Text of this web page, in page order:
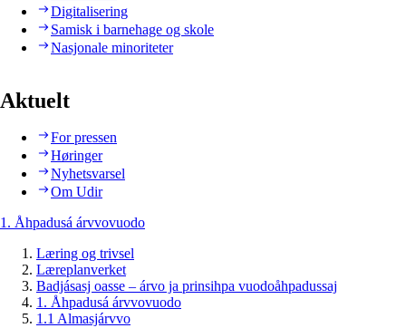
Digitalisering
Samisk i barnehage og skole
Nasjonale minoriteter
Aktuelt
For pressen
Høringer
Nyhetsvarsel
Om Udir
1. Åhpadusá árvvovuodo
Læring og trivsel
Læreplanverket
Badjásasj oasse – árvo ja prinsihpa vuodoåhpadussaj
1. Åhpadusá árvvovuodo
1.1 Almasjárvvo